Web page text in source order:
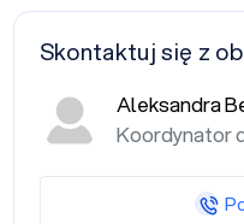
Skontaktuj się z
Aleksandra
Koordynator